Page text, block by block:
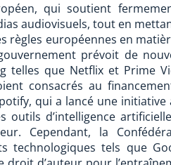
qui soutient
audiovisuels, tout en
règles européennes en
prévoit de
telles que Netflix et Prime
consacrés au
qui a lancé une initiative
d’intelligence
Cependant, la
technologiques tels que